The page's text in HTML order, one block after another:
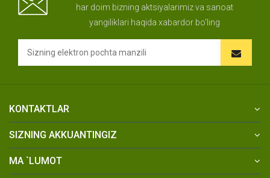
har doim bizning aktsiyalarimiz va sanoat
yangiliklari haqida xabardor bo'ling
KONTAKTLAR
SIZNING AKKUANTINGIZ
MA `LUMOT